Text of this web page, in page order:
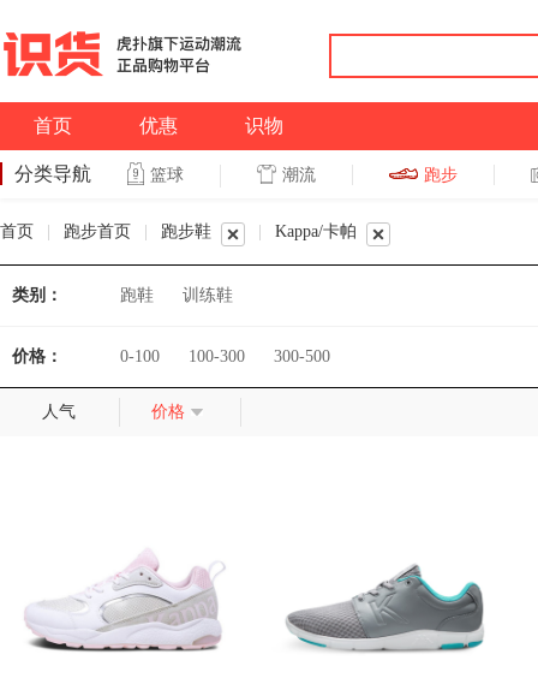
首页 优惠 识物
分类导航 篮球 潮流 跑步
首页 跑步首页 跑步鞋 Kappa/卡帕
类别： 跑鞋 训练鞋
价格： 0-100 100-300 300-500
人气 价格